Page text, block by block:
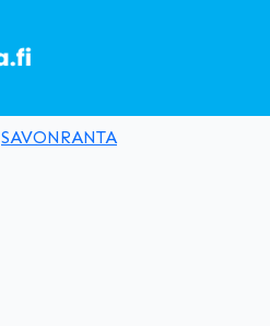
SAVONRANTA